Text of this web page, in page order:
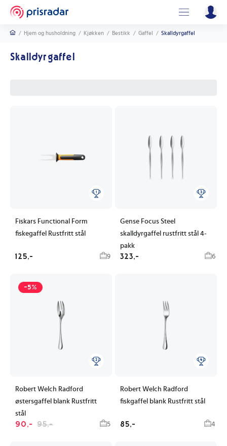
/ Hjem og husholdning / Kjøkken / Bestikk / Gaffel / Skalldyrgaffel
Skalldyrgaffel
Fiskars Functional Form
fiskegaffel Rustfritt stål
125,- 9
Gense Focus Steel
skalldyrgaffel rustfritt stål 4-
pakk
323,- 6
-5%
Robert Welch Radford
østersgaffel blank Rustfritt
stål
90,- 95,- 5
Robert Welch Radford
fiskgaffel blank Rustfritt stål
85,- 4